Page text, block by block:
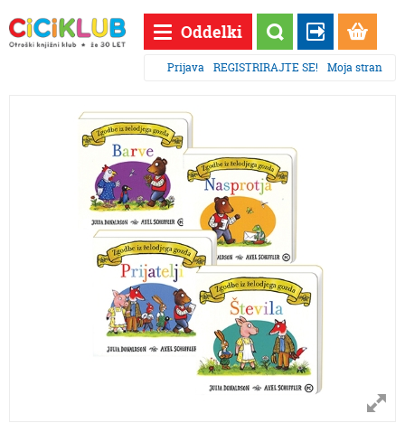
Oddelki
Prijava REGISTRIRAJTE SE! Moja stran